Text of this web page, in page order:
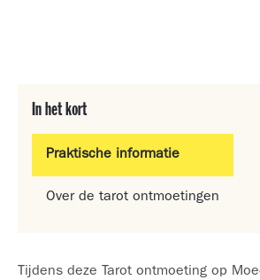
In het kort
Praktische informatie
Over de tarot ontmoetingen
Tijdens deze Tarot ontmoeting op